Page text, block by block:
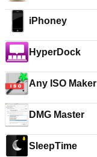
iPhoney
HyperDock
Any ISO Maker
DMG Master
SleepTime